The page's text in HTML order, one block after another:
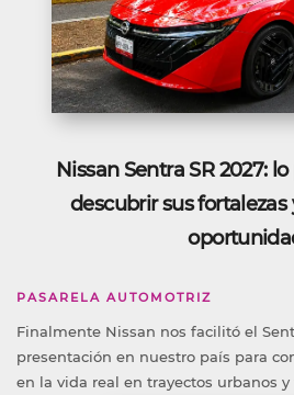
Nissan Sentra SR 2027:
descubrir sus fortalezas
PASARELA AUTOMOTRIZ
Finalmente Nissan nos facilitó el
presentación en nuestro país para
en la vida real en trayectos urbanos y